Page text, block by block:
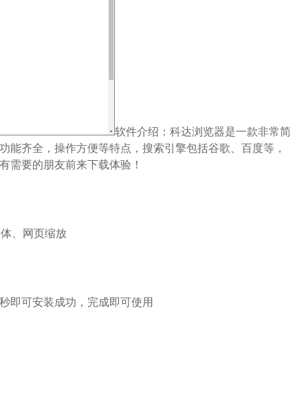
软件介绍：科达浏览器是一款非常简
齐全，操作方便等特点，搜索引擎包括谷歌、百度等，
需要的朋友前来下载体验！
、网页缩放
即可安装成功，完成即可使用